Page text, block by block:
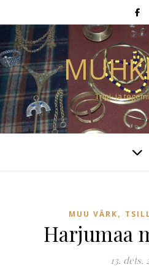
Tripi- ja
MUU VÄRK,
Harjumaa
13. dets.